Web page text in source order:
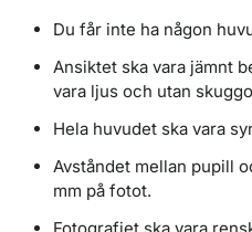
Du får inte ha någon
Ansiktet ska vara jämnt
vara ljus och utan
Hela huvudet ska vara
Avståndet mellan pupill
mm på fotot.